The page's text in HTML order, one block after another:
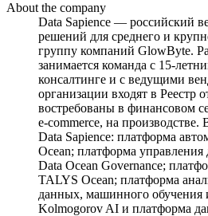
About the company
Data Sapience — российский
решений для среднего и
группу компаний GlowByte.
занимается команда с 15-
консалтинге и с ведущими
организации входят в Реестр
востребованы в финансовом
e-commerce, на
Data Sapience: платформа
Ocean; платформа
Data Ocean Governance;
TALYS Ocean; платформа
данных, машинного
Kolmogorov AI и платформа